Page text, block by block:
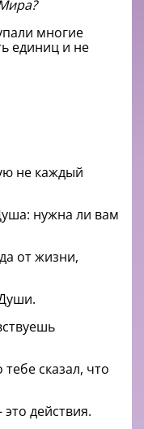
многие
единиц и не
не каждый
нужна ли вам
от жизни,
сказал, что
действия.